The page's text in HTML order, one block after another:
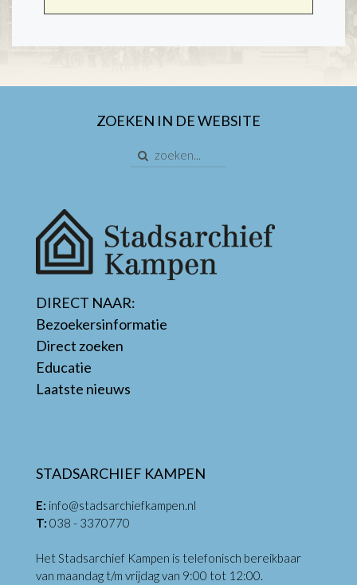
ZOEKEN IN DE WEBSITE
DIRECT NAAR:
Bezoekersinformatie
Direct zoeken
Educatie
Laatste nieuws
STADSARCHIEF KAMPEN
E: info@stadsarchiefkampen.nl
T: 038 - 3370770
Het Stadsarchief Kampen is telefonisch bereikbaar
van maandag t/m vrijdag van 9:00 tot 12:00.